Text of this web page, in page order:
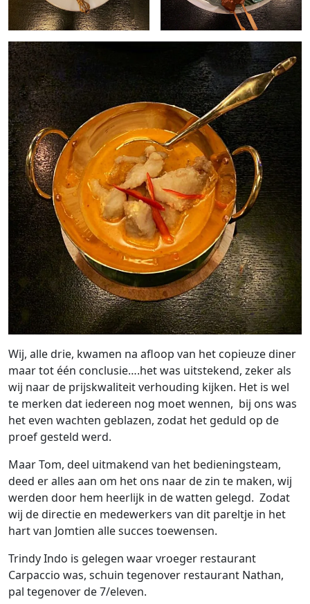
Wij, alle drie, kwamen na afloop van het copieuze diner
maar tot één conclusie….het was uitstekend, zeker als
wij naar de prijskwaliteit verhouding kijken. Het is wel
te merken dat iedereen nog moet wennen, bij ons was
het even wachten geblazen, zodat het geduld op de
proef gesteld werd.
Maar Tom, deel uitmakend van het bedieningsteam,
deed er alles aan om het ons naar de zin te maken, wij
werden door hem heerlijk in de watten gelegd. Zodat
wij de directie en medewerkers van dit pareltje in het
hart van Jomtien alle succes toewensen.
Trindy Indo is gelegen waar vroeger restaurant
Carpaccio was, schuin tegenover restaurant Nathan,
pal tegenover de 7/eleven.